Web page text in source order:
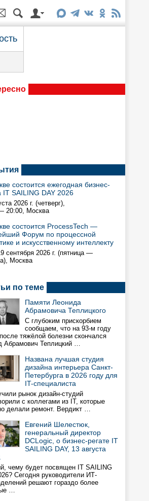
состоится ежегодная бизнес-
IT SAILING DAY 2026
2026 г. (четверг),
20:00, Москва
состоится ProcessTech —
Форум по процессной
и искусственному интеллекту
сентября 2026 г. (пятница —
Москва
по теме
Памяти Леонида
Абрамовича Теплицкого
С глубоким прискорбием
сообщаем, что на 93-м году
тяжёлой болезни скончался
Абрамович Теплицкий …
Названа лучшая студия
дизайна интерьера Санкт-
Петербурга в 2026 году для
IT-специалиста
рынок дизайн-студий
с коллегами из IT, которые
делали ремонт. Вердикт …
Евгений Шелестюк,
генеральный директор
DCLogic, о бизнес-регате IT
SAILING DAY, 13 августа
чему будет посвящен IT SAILING
Сегодня руководители ИТ-
решают гораздо более
…